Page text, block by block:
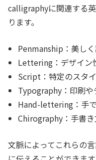
calligraphyに関連する
ります。
Penmanship：美し
Lettering：デザイン
Script：特定のスタ
Typography：印刷
Hand-lettering：手
Chirography：手書
文脈によってこれらの